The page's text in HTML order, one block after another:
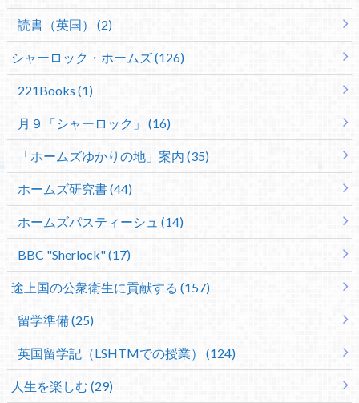
読書（英国） (2)
シャーロック・ホームズ (126)
221Books (1)
月９「シャーロック」 (16)
「ホームズゆかりの地」案内 (35)
ホームズ研究書 (44)
ホームズパスティーシュ (14)
BBC "Sherlock" (17)
途上国の公衆衛生に貢献する (157)
留学準備 (25)
英国留学記（LSHTMでの授業） (124)
人生を楽しむ (29)